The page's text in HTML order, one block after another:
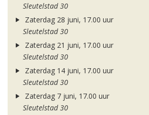
Sleutelstad 30
Zaterdag 28 juni, 17.00 uur
Sleutelstad 30
Zaterdag 21 juni, 17.00 uur
Sleutelstad 30
Zaterdag 14 juni, 17.00 uur
Sleutelstad 30
Zaterdag 7 juni, 17.00 uur
Sleutelstad 30